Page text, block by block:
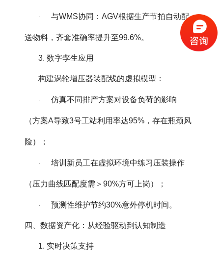
· 与WMS协同：AGV根据生产节拍自动配
送物料，齐套准确率提升至99.6%。
3. 数字孪生应用
构建涡轮增压器装配线的虚拟模型：
· 仿真不同排产方案对设备负荷的影响
（方案A导致3号工站利用率达95%，存在瓶颈风
险）；
· 培训新员工在虚拟环境中练习压装操作
（压力曲线匹配度需＞90%方可上岗）；
· 预测性维护节约30%意外停机时间。
四、数据资产化：从经验驱动到认知制造
1. 实时决策支持